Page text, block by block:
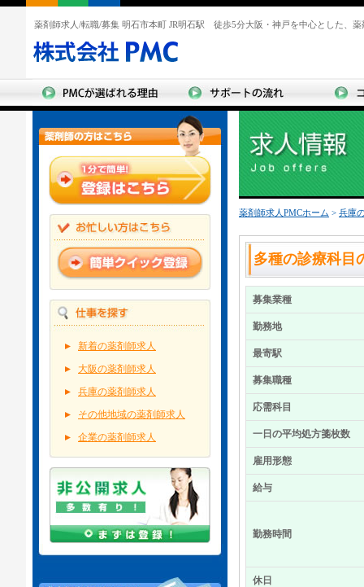
薬剤師求人/転職/募集 明石市本町 JR明石駅 徒歩5分大阪・神戸を中心とした、薬
新着の薬剤師求人
大阪の薬剤師求人
兵庫の薬剤師求人
その他地域の薬剤師求人
企業の薬剤師求人
薬剤師求人PMCホーム > 兵庫
多種の診療科目
募集業種
勤務地
最寄駅
募集職種
応需科目
一日の平均処方箋枚数
雇用形態
給与
勤務時間
休日